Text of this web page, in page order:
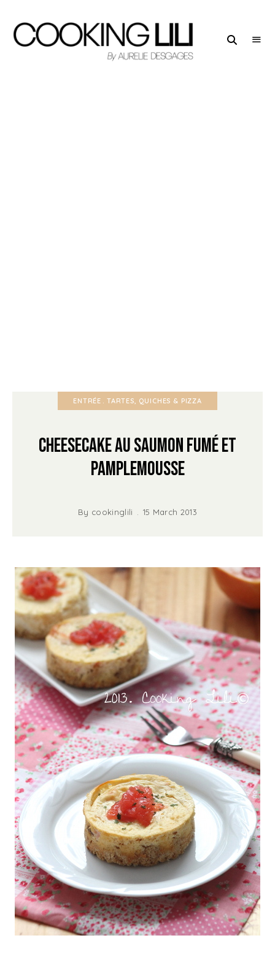
ENTRÉE TARTES, QUICHES & PIZZA
Cheesecake au Saumon Fumé et
Pamplemousse
By cookinglili 15 March 2013